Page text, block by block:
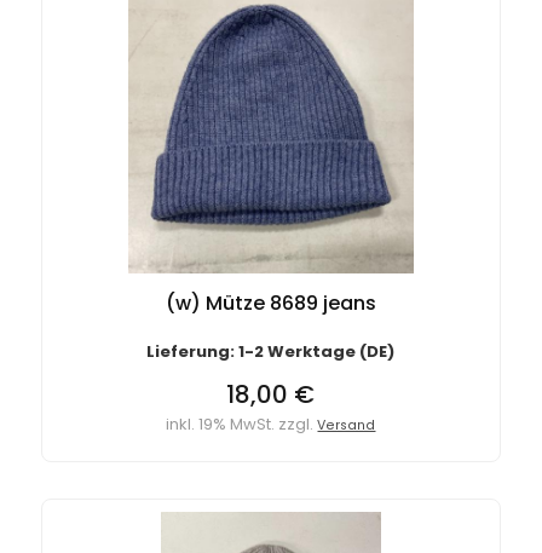
(w) Mütze 8689 jeans
Lieferung: 1-2 Werktage (DE)
18,00 €
inkl. 19% MwSt. zzgl.Versand